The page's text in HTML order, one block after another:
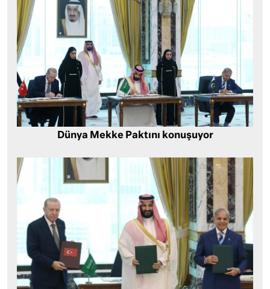
Dünya Mekke Paktını konuşuyor